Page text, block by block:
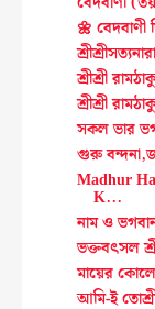
🌼 বেদবাণী
শ্রীশ্রী
শ্রীশ্রী
সকল ভার
গুরু
Madhur
K...
নাম ও
ভক্তবৎসল
মায়ের
আমি-ই